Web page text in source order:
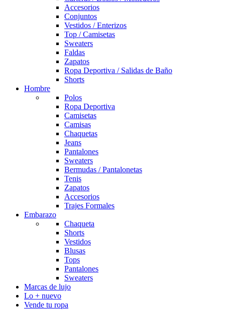
Accesorios
Conjuntos
Vestidos / Enterizos
Top / Camisetas
Sweaters
Faldas
Zapatos
Ropa Deportiva / Salidas de Baño
Shorts
Hombre
Polos
Ropa Deportiva
Camisetas
Camisas
Chaquetas
Jeans
Pantalones
Sweaters
Bermudas / Pantalonetas
Tenis
Zapatos
Accesorios
Trajes Formales
Embarazo
Chaqueta
Shorts
Vestidos
Blusas
Tops
Pantalones
Sweaters
Marcas de lujo
Lo + nuevo
Vende tu ropa